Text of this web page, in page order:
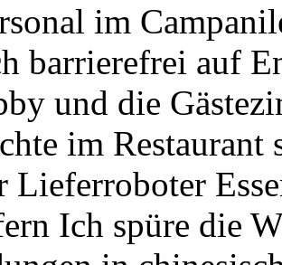
im
barrierefrei auf
und die
im Restaurant
Lieferroboter
Ich spüre die